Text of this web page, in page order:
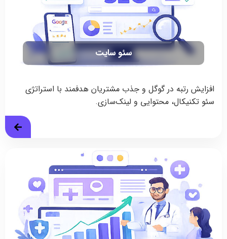
سئو سایت
افزایش رتبه در گوگل و جذب مشتریان هدفمند با استراتژی
سئو تکنیکال، محتوایی و لینک‌سازی.